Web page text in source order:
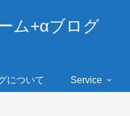
ム+αブログ
について Service